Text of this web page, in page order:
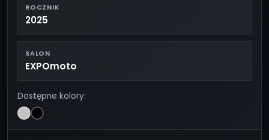
ROCZNIK
2025
SALON
EXPOmoto
Dostępne kolory: